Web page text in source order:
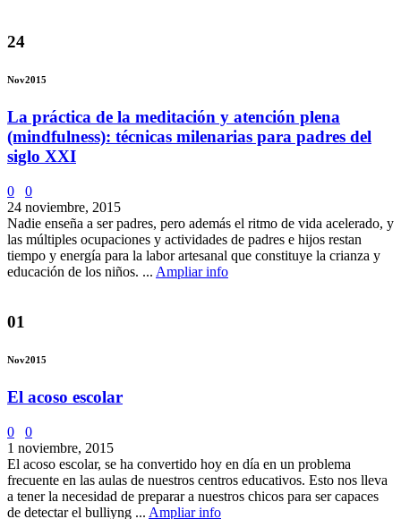
24
Nov2015
La práctica de la meditación y atención plena
(mindfulness): técnicas milenarias para padres del
siglo XXI
0
0
24 noviembre, 2015
Nadie enseña a ser padres, pero además el ritmo de vida acelerado, y
las múltiples ocupaciones y actividades de padres e hijos restan
tiempo y energía para la labor artesanal que constituye la crianza y
educación de los niños. ... Ampliar info
01
Nov2015
El acoso escolar
0
0
1 noviembre, 2015
El acoso escolar, se ha convertido hoy en día en un problema
frecuente en las aulas de nuestros centros educativos. Esto nos lleva
a tener la necesidad de preparar a nuestros chicos para ser capaces
de detectar el bulliyng ... Ampliar info